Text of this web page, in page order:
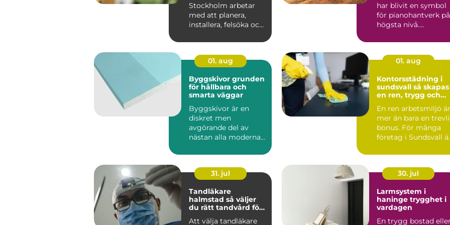
Stockholm arbetar
med att planera,
installera, felsöka och
har blivit en symbol
för pianohantverk på
högsta nivå.
används på ko...
01. aug
Byggskivor grunden
för hållbara och
smarta väggar
Byggskivor är en
diskret men
avgörande del av
nästan alla moderna
sällan när hu...
01. aug
Kontorsstädning i
sundsvall så skapas
en ren, trygg och
En ren arbetsmiljö är
mer än bara en
bonus. För många
företag i Sundsvall
31. jul
Tandläkare
halmstad så väljer
du rätt tandvård för
Att välja tandläkare
30. jul
Larmsystem i
haninge trygghet i
vardagen
En trygg bostad eller